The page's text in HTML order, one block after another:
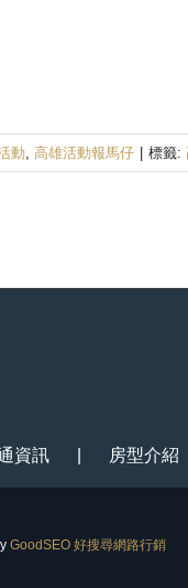
動, 高雄活動報馬仔 標籤:
資訊 房型介紹
GoodSEO 好搜尋網路行銷